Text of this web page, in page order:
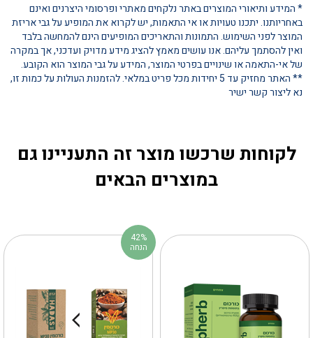
* המידע ותיאורי המוצרים באתר נלקחים מאתרי ופרסומי היצרנים ואינם
באחריותנו. יתכנו טעויות או אי התאמות, יש לקרוא את המופיע על גבי אריזת
המוצר לפני השימוש. התמונות והתאריכים המופיעים הינם להמחשה בלבד
ואין להסתמך עליהם. אנו עושים מאמץ להציג מידע מדויק ועדכני, אך במקרה
של אי-התאמה או שינויים בפרטי המוצר, המידע על גבי המוצר הוא הקובע.
** האתר מחזיק עד 5 יחידות מכל פריט במלאי. להזמנות העולות על כמות זו,
נא ליצור קשר ישיר
לקוחות שרכשו מוצר זה התעניינו גם
במוצרים הבאים
42%
הנחה